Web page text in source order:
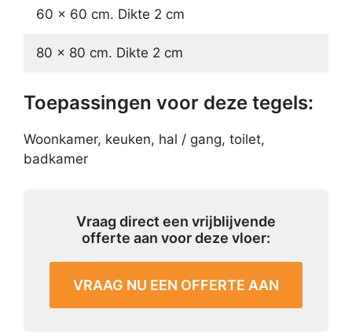
60 x 60 cm. Dikte 2 cm
80 x 80 cm. Dikte 2 cm
Toepassingen voor deze tegels:
Woonkamer, keuken, hal / gang, toilet,
badkamer
Vraag direct een vrijblijvende
offerte aan voor deze vloer:
VRAAG NU EEN OFFERTE AAN